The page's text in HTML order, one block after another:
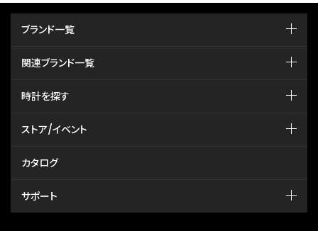
ブランド一覧
関連ブランド一覧
時計を探す
ストア/イベント
カタログ
サポート